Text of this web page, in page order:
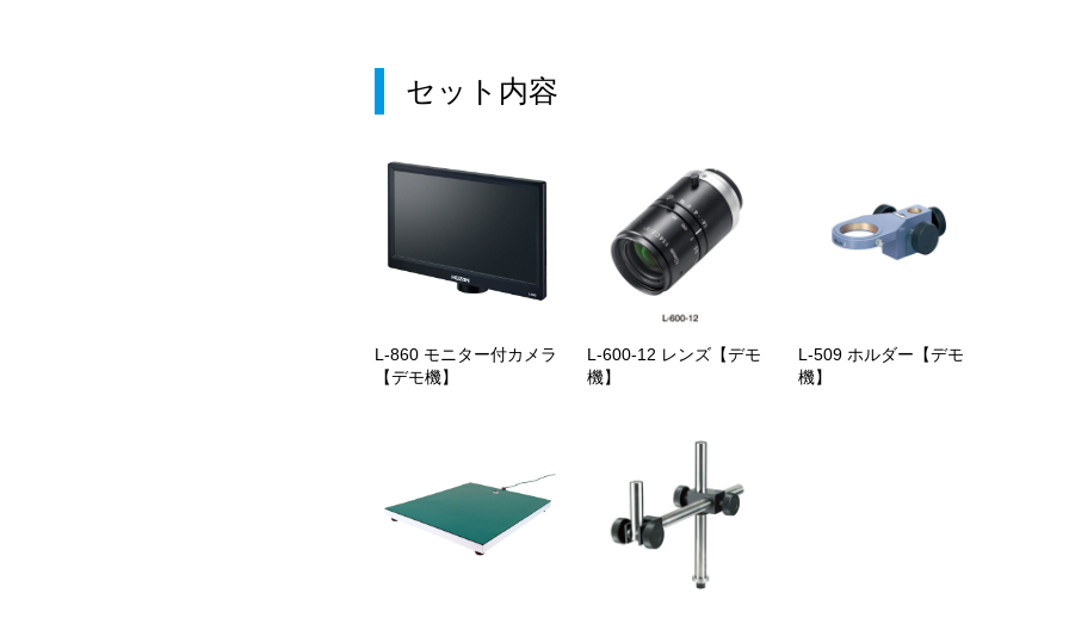
セット内容
L-860 モニター付カメラ
【デモ機】
L-600-12 レンズ【デモ
機】
L-509 ホルダー【デモ
機】